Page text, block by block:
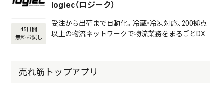
45日間
無料お試し
logiec（ロジーク）
受注から出荷まで自動化。冷蔵・冷凍対応、200拠点
以上の物流ネットワークで物流業務をまるごとDX
売れ筋トップアプリ